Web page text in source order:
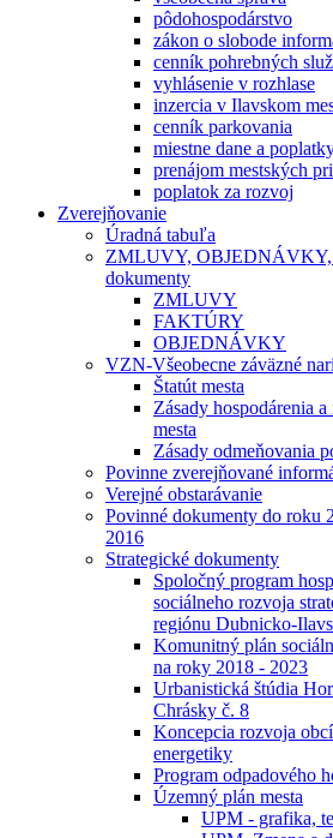
pôdohospodárstvo
zákon o slobode
cenník pohrebných
vyhlásenie v rozhlase
inzercia v Ilavskom
cenník parkovania
miestne dane a
prenájom mestských
poplatok za rozvoj
Zverejňovanie
Úradná tabuľa
ZMLUVY,
dokumenty
ZMLUVY
FAKTÚRY
OBJEDNÁVKY
VZN-Všeobecne záväzné
Štatút mesta
Zásady hospodárenia
mesta
Zásady odmeňovania
Povinne zverejňované
Verejné obstarávanie
Povinné dokumenty do roku
2016
Strategické dokumenty
Spoločný program
sociálneho rozvoja
regiónu Dubnicko-
Komunitný plán
na roky 2018 - 2023
Urbanistická štúdia
Chrásky č. 8
Koncepcia rozvoja
energetiky
Program odpadového
Územný plán mesta
UPM - grafika,